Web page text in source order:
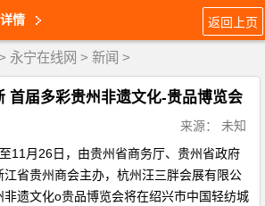
详情 返回上页
永宁在线网 > 新闻 >
首届多彩贵州非遗文化-贵品博览会
来源： 未知
11月26日，由贵州省商务厅、贵州省政府
省贵州商会主办，杭州汪三胖会展有限公
非遗文化o贵品博览会将在绍兴市中国轻纺城